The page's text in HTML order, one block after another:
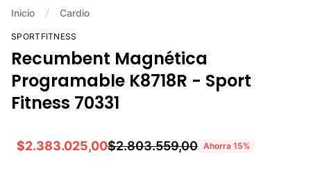
Inicio Cardio
SPORTFITNESS
Recumbent Magnética
Programable K8718R - Sport
Fitness 70331
$2.383.025,00$2.803.559,00 Ahorra 15%